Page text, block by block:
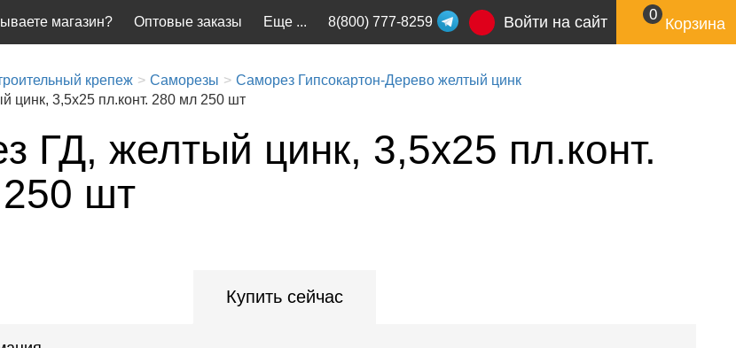
Еще ...
магазин? Оптовые заказы 8(800) 777-8259 Войти на сайт 0
Корзина
крепеж Саморезы
Саморез Гипсокартон-Дерево желтый цинк
цинк, 3,5х25 пл.конт. 280 мл 250 шт
ГД, желтый цинк, 3,5х25 пл.конт.
шт
Купить сейчас